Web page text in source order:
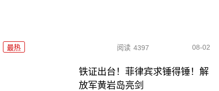
最热 阅读 4397 08-02
铁证出台！菲律宾求锤得锤！解
放军黄岩岛亮剑